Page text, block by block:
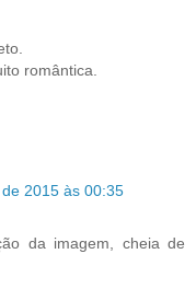
romântica.
2015 às 00:35
da imagem, cheia de